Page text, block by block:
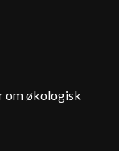
om økologisk